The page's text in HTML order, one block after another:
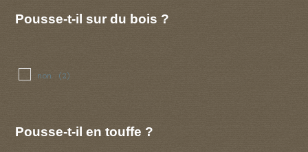
Pousse-t-il sur du bois ?
non (2)
Pousse-t-il en touffe ?